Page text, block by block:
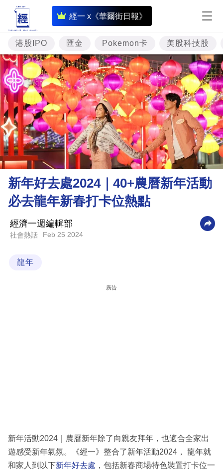
經一 x《華爾街日報》
即
時
財
經
專
題
投
資
樓
市
理
財
商
業
科
區
港股IPO 匯金 Pokemon卡 美股科技股
新年好去處2024｜40+農曆新年活動
必去龍年新春打卡位熱點
經濟一週編輯部
社會熱話 Feb 25 2024
龍年
廣告
新年活動2024｜農曆新年除了向親友拜年，也適合全家出
遊感受新年氣氛。《經一》整合了新年活動2024， 龍年就
和家人到以下新年好去處 ，包括新春商場特色裝置打卡位一